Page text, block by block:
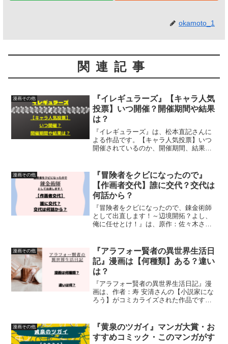
okamoto_1
関連記事
漫画その他
『イレギュラーズ』【キャラ人気
投票】いつ開催？開催期間や結果
は？
『イレギュラーズ』は、松本直記さんに
よる作品です。【キャラ人気投票】いつ
開催されているのか、開催期間、結果に
漫画その他
『冒険者をクビになったので』
【作画者交代】誰に交代？交代は
何話から？
『冒険者をクビになったので、錬金術師
として出直します！～辺境開拓？よし、
俺に任せとけ！』は、原作：佐々木さざ
ー原案：あれっくすさんによる作品で
す。漫画の作画者交代（誰に...
漫画その他
『アラフォー賢者の異世界生活日
記』漫画は【何種類】ある？違い
は？
『アラフォー賢者の異世界生活日記』漫
画は、作者：寿 安清さんの【小説家にな
ろう】がコミカライズされた作品です。
しています
漫画その他
『黄泉のツガイ』マンガ大賞・お
すすめコミック・このマンガがす